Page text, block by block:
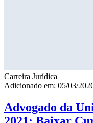
Carreira Jurídica
Adicionado em: 05/03/
Advogado da